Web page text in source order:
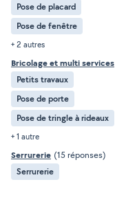
Pose de placard
Pose de fenêtre
+ 2 autres
Bricolage et multi services
Petits travaux
Pose de porte
Pose de tringle à rideaux
+ 1 autre
Serrurerie (15 réponses)
Serrurerie